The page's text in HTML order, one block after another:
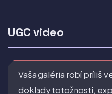
UGC video
Vaša galéria robí príliš
doklady totožnosti,